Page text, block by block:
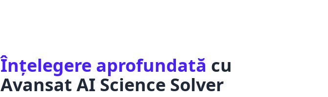
Înțelegere aprofundată cu
Avansat AI Science Solver